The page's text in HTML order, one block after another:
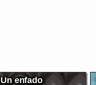
Un enfado